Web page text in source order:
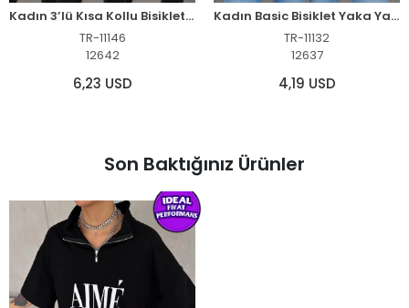
Kadın 3’lü Kısa Kollu Bisiklet Yaka Basic Slim Fit T-Shirt -Petrol Mavisi - Bej - Mavi
TR-11146
12642
6,23 USD
Kadın Basic Bisiklet Yaka Yazlık Slim fit T-Shirt - Mavi & Hardal Sarısı
TR-11132
12637
4,19 USD
Son Baktığınız Ürünler